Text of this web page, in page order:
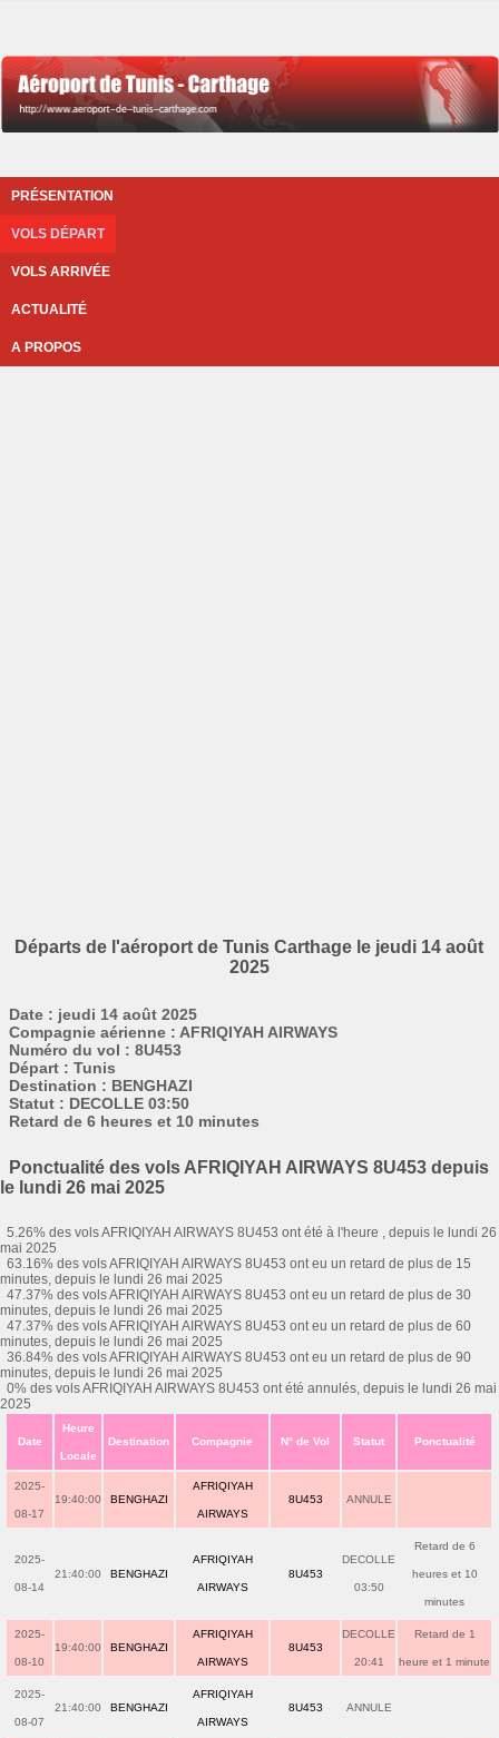
PRÉSENTATION
VOLS DÉPART
VOLS ARRIVÉE
ACTUALITÉ
A PROPOS
Départs de l'aéroport de Tunis Carthage le jeudi 14 août
2025
Date : jeudi 14 août 2025
Compagnie aérienne : AFRIQIYAH AIRWAYS
Numéro du vol : 8U453
Départ : Tunis
Destination : BENGHAZI
Statut : DECOLLE 03:50
Retard de 6 heures et 10 minutes
Ponctualité des vols AFRIQIYAH AIRWAYS 8U453 depuis
le lundi 26 mai 2025
5.26% des vols AFRIQIYAH AIRWAYS 8U453 ont été à l'heure , depuis le lundi 26
mai 2025
63.16% des vols AFRIQIYAH AIRWAYS 8U453 ont eu un retard de plus de 15
minutes, depuis le lundi 26 mai 2025
47.37% des vols AFRIQIYAH AIRWAYS 8U453 ont eu un retard de plus de 30
minutes, depuis le lundi 26 mai 2025
47.37% des vols AFRIQIYAH AIRWAYS 8U453 ont eu un retard de plus de 60
minutes, depuis le lundi 26 mai 2025
36.84% des vols AFRIQIYAH AIRWAYS 8U453 ont eu un retard de plus de 90
minutes, depuis le lundi 26 mai 2025
0% des vols AFRIQIYAH AIRWAYS 8U453 ont été annulés, depuis le lundi 26 mai
2025
Date
Heure
Locale
Destination Compagnie N° de Vol Statut Ponctualité
2025-
08-17
19:40:00 BENGHAZI
AFRIQIYAH
AIRWAYS
8U453 ANNULE
2025-
08-14
21:40:00 BENGHAZI
AFRIQIYAH
AIRWAYS
8U453
DECOLLE
03:50
Retard de 6
heures et 10
minutes
2025-
08-10
19:40:00 BENGHAZI
AFRIQIYAH
AIRWAYS
8U453
DECOLLE
20:41
Retard de 1
heure et 1 minute
2025-
08-07
21:40:00 BENGHAZI
AFRIQIYAH
AIRWAYS
8U453 ANNULE